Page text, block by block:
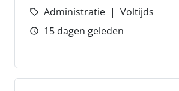
Administratie
Voltijds
15 dagen geleden